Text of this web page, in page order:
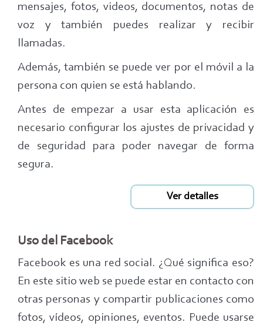
mensajes, fotos, videos, documentos, notas de
voz y también puedes realizar y recibir
llamadas.
Además, también se puede ver por el móvil a la
persona con quien se está hablando.
Antes de empezar a usar esta aplicación es
necesario configurar los ajustes de privacidad y
de seguridad para poder navegar de forma
segura.
Ver detalles
Uso del Facebook
Facebook es una red social. ¿Qué significa eso?
En este sitio web se puede estar en contacto con
otras personas y compartir publicaciones como
fotos, vídeos, opiniones, eventos. Puede usarse